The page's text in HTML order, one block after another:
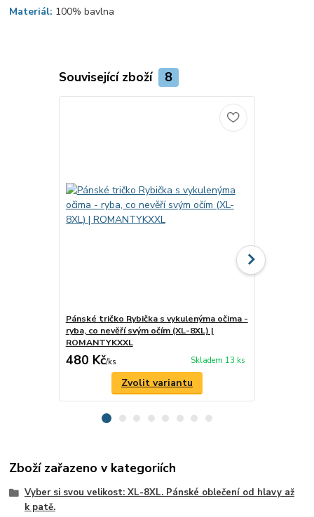
Materiál: 100% bavlna
Související zboží 8
Pánské tričko Rybička s vykulenýma očima -
ryba, co nevěří svým očím (XL-8XL) |
ROMANTYKXXL
480 Kč/ks Skladem 13 ks
Zvolit variantu
Zboží zařazeno v kategoriích
Vyber si svou velikost: XL-8XL. Pánské oblečení od hlavy až
k patě.